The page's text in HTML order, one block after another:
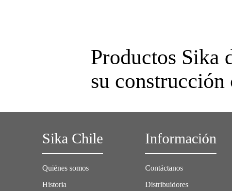
Productos Sika
su
Sika Chile
Quiénes somos
Historia
Información
Contáctanos
Distribuidores